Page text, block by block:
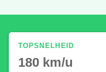
TOPSNELHEID
180 km/u